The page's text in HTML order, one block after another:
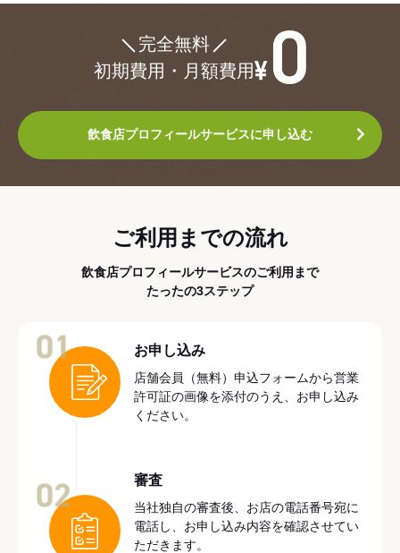
完全無料
初期費用・月額費用
飲食店プロフィールサービスに申し込む
ご利用までの流れ
飲食店プロフィールサービスのご利用まで
たったの3ステップ
お申し込み
店舗会員（無料）申込フォームから営業
許可証の画像を添付のうえ、お申し込み
ください。
審査
当社独自の審査後、お店の電話番号宛に
電話し、お申し込み内容を確認させてい
ただきます。